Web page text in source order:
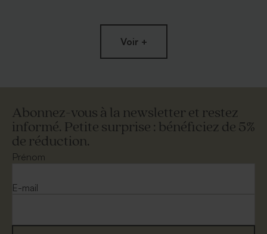
Grande enveloppe papier
kraft
Voir +
Abonnez-vous à la newsletter et restez
informé. Petite surprise : bénéficiez de 5%
de réduction.
Prénom
E-mail